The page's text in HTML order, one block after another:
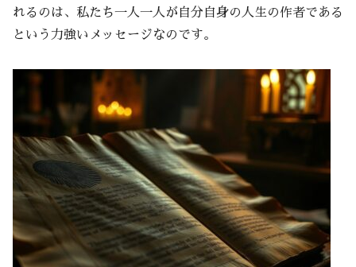
れるのは、私たち一人一人が自分自身の人生の作者である
という力強いメッセージなのです。